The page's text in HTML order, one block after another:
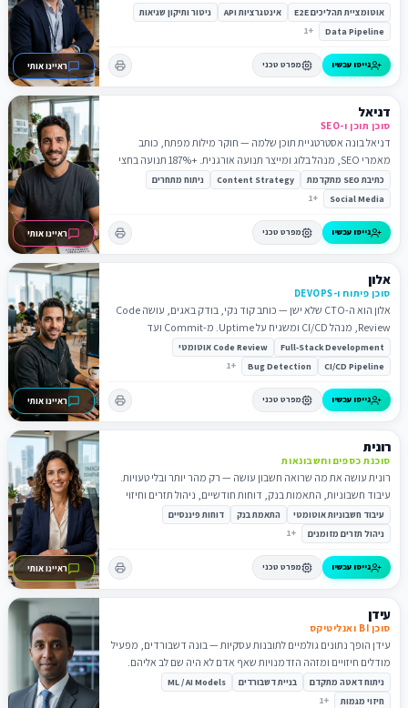
ראיינו אותי
— ארז מאטמט אותו.
אוטומציית תהליכים E2E אינטגרציות API
ניטור ותיקון שגיאות
Data Pipeline
+
1
גייסו עכשיו מפרט טכני
ראיינו אותי
דניאל
סוכן תוכן ו-SEO
דניאל בונה אסטרטגיית תוכן שלמה — חוקר מילות מפתח, כותב
מאמרי SEO, מנהל בלוג ומייצר תנועה אורגנית. +187% תנועה בחצי
שנה.
כתיבת SEO מתקדמת Content Strategy
ניתוח מתחרים
Social Media
+
1
גייסו עכשיו מפרט טכני
ראיינו אותי
אלון
סוכן פיתוח ו-DEVOPS
אלון הוא ה-CTO שלא ישן — כותב קוד נקי, בודק באגים, עושה Code
Review, מנהל CI/CD ומשגיח על Uptime. מ-Commit ועד
Production — הכל אוטומטי.
Full-Stack Development
Code Review אוטומטי
CI/CD Pipeline
Bug Detection
+
1
גייסו עכשיו מפרט טכני
ראיינו אותי
רונית
סוכנת כספים וחשבונאות
רונית עושה את מה שרואה חשבון עושה — רק מהר יותר ובלי טעויות.
עיבוד חשבוניות, התאמות בנק, דוחות חודשיים, ניהול תזרים וחיזוי
הכנסות.
עיבוד חשבוניות אוטומטי התאמת בנק
דוחות פיננסיים
ניהול תזרים מזומנים
+
1
גייסו עכשיו מפרט טכני
עידן
סוכן BI ואנליטיקס
עידן הופך נתונים גולמיים לתובנות עסקיות — בונה דשבורדים, מפעיל
מודלים חיזויים ומזהה הזדמנויות שאף אדם לא היה שם לב אליהם.
ניתוח דאטה מתקדם בניית דשבורדים
ML / AI Models
חיזוי מגמות
+
1